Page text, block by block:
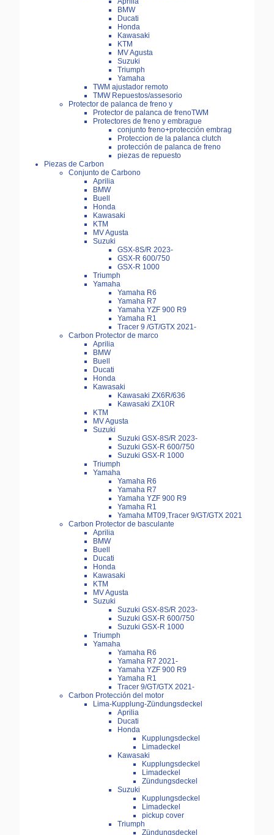
BMW
Ducati
Honda
Kawasaki
KTM
MV Agusta
Suzuki
Triumph
Yamaha
TWM ajustador remoto
TMW Repuestos/assesorio
Protector de palanca de freno y
Protector de palanca de frenoTWM
Protectores de freno y embrague
conjunto freno+protección embrag
Proteccion de la palanca clutch
protección de palanca de freno
piezas de repuesto
Piezas de Carbon
Conjunto de Carbono
Aprilia
BMW
Buell
Honda
Kawasaki
KTM
MV Agusta
Suzuki
GSX-8S/R 2023-
GSX-R 600/750
GSX-R 1000
Triumph
Yamaha
Yamaha R6
Yamaha R7
Yamaha YZF 900 R9
Yamaha R1
Tracer 9 /GT/GTX 2021-
Carbon Protector de marco
Aprilia
BMW
Buell
Ducati
Honda
Kawasaki
Kawasaki ZX6R/636
Kawasaki ZX10R
KTM
MV Agusta
Suzuki
Suzuki GSX-8S/R 2023-
Suzuki GSX-R 600/750
Suzuki GSX-R 1000
Triumph
Yamaha
Yamaha R6
Yamaha R7
Yamaha YZF 900 R9
Yamaha R1
Yamaha MT09,Tracer 9/GT/GTX 2021
Carbon Protector de basculante
Aprilia
BMW
Buell
Ducati
Honda
Kawasaki
KTM
MV Agusta
Suzuki
Suzuki GSX-8S/R 2023-
Suzuki GSX-R 600/750
Suzuki GSX-R 1000
Triumph
Yamaha
Yamaha R6
Yamaha R7 2021-
Yamaha YZF 900 R9
Yamaha R1
Tracer 9/GT/GTX 2021-
Carbon Protección del motor
Lima-Kupplung-Zündungsdeckel
Aprilia
Ducati
Honda
Kupplungsdeckel
Limadeckel
Kawasaki
Kupplungsdeckel
Limadeckel
Zündungsdeckel
Suzuki
Kupplungsdeckel
Limadeckel
pickup cover
Triumph
Zündungsdeckel